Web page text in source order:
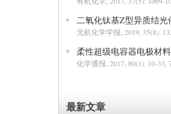
二氧化钛基Z型异质结光
无机化学学报 , 2019, 35(8):
化学通报 , 2017, 80(1): 10-33,
最新文章